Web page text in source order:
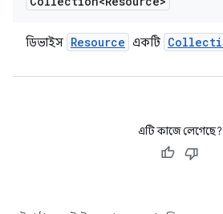
ডিভাইস Resource একটি
এটি কাজে লেগেছে?